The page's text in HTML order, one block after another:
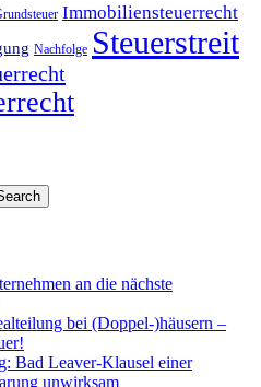
Immobiliensteuerrecht
Nachfolge Steuerstreit
an die nächste
bei (Doppel-)häusern –
Bad Leaver-Klausel einer
unwirksam